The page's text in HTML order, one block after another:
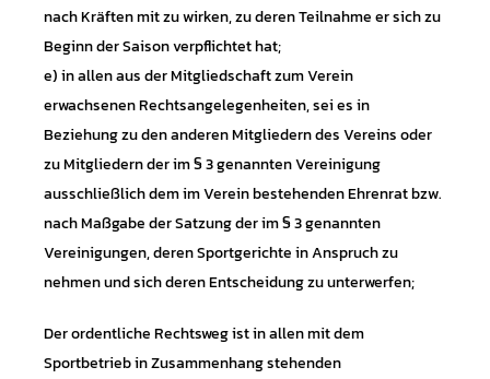
nach Kräften mit zu wirken, zu deren Teilnahme er sich zu
Beginn der Saison verpflichtet hat;
e) in allen aus der Mitgliedschaft zum Verein
erwachsenen Rechtsangelegenheiten, sei es in
Beziehung zu den anderen Mitgliedern des Vereins oder
zu Mitgliedern der im § 3 genannten Vereinigung
ausschließlich dem im Verein bestehenden Ehrenrat bzw.
nach Maßgabe der Satzung der im § 3 genannten
Vereinigungen, deren Sportgerichte in Anspruch zu
nehmen und sich deren Entscheidung zu unterwerfen;
Der ordentliche Rechtsweg ist in allen mit dem
Sportbetrieb in Zusammenhang stehenden